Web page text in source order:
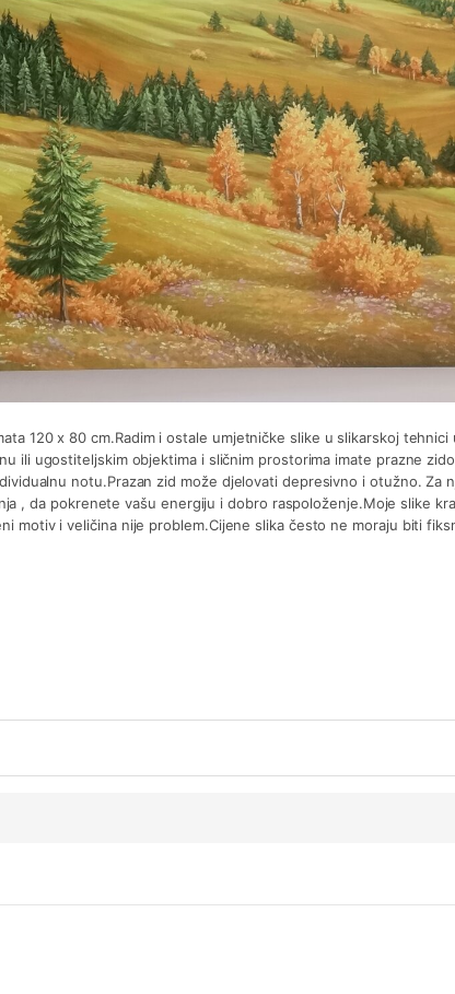
120 x 80 cm.Radim i ostale umjetničke slike u slikarskoj
ili ugostiteljskim objektima i sličnim prostorima imate prazne
notu.Prazan zid može djelovati depresivno i otužno.
, da pokrenete vašu energiju i dobro raspoloženje.Moje slike
motiv i veličina nije problem.Cijene slika često ne moraju biti